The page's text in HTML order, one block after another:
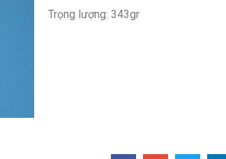
Trọng lượng: 343gr